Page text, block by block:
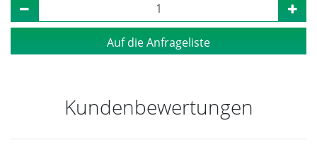
Auf die Anfrageliste
Kundenbewertungen